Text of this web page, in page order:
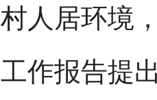
村人居环境
工作报告提